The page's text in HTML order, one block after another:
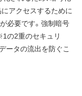
アクセスするために
必要です。強制暗号
の2重のセキュリ
ータの流出を防ぐこ